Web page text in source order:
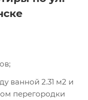
ванной 2.31 м2 и
перегородки